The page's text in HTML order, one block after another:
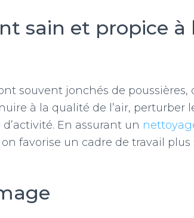
sain et propice à
souvent jonchés de poussières,
à la qualité de l’air, perturber
En assurant un
favorise un cadre de travail plus